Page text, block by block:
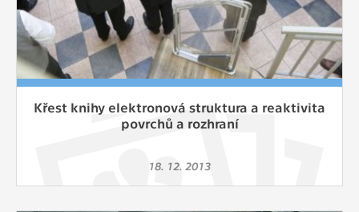
Křest knihy elektronová struktura a reaktivita
povrchů a rozhraní
18. 12. 2013